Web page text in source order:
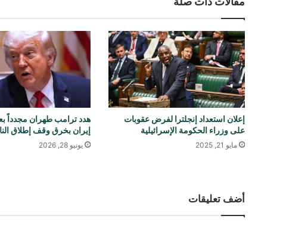
إعلان استعداد إنجلترا لفرض عقوبات
على وزراء الحكومة الإسرائيلية
مايو 21, 2025
هدد ترامب طهران مجدداً
إيران بخرق وقف إطلاق
يونيو 28, 2026
أضف تعليقات